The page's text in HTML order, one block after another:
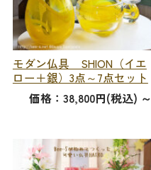
モダン仏具 SHION（イエ
ロー＋銀）3点～7点セット
価格：38,800円(税込) ～